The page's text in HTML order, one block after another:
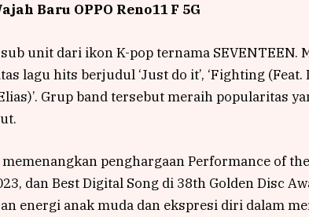
Baru OPPO Reno11 F 5G
unit dari ikon K-pop ternama SEVENTEEN.
lagu hits berjudul ‘Just do it’, ‘Fighting (Feat.
Grup band tersebut meraih popularitas
penghargaan Performance of
dan Best Digital Song di 38th Golden Disc
energi anak muda dan ekspresi diri dalam